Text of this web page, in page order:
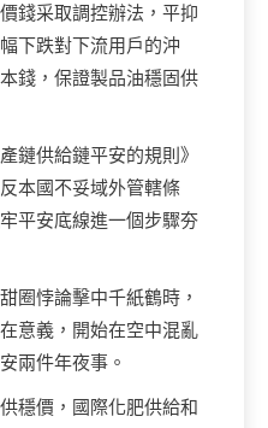
錢采取調控辦法，平抑
下跌對下流用戶的沖
錢，保證製品油穩固供
鏈供給鏈平安的規則》
本國不妥域外管轄條
牢平安底線進一個步驟夯
圈悖論擊中千紙鶴時，
意義，開始在空中混亂
兩件年夜事。
穩價，國際化肥供給和